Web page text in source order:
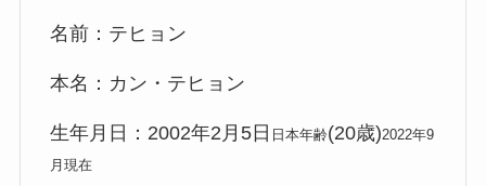
名前：テヒョン
本名：カン・テヒョン
生年月日：2002年2月5日 日本年齢(20歳)2022年9
月現在